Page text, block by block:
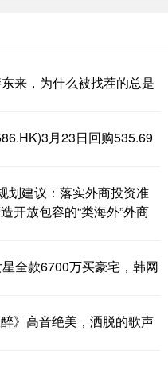
来，为什么被找茬的总是
月23日回购535.69
划建议：落实外商投资准
开放包容的“类海外”外商
全款6700万买豪宅，韩网
》高音绝美，洒脱的歌声